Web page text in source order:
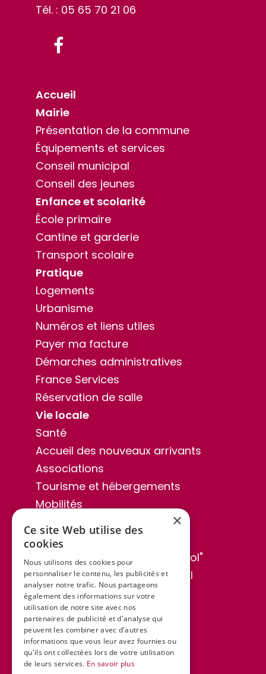
Tél. : 05 65 70 21 06
Accueil
Mairie
Présentation de la commune
Équipements et services
Conseil municipal
Conseil des jeunes
Enfance et scolarité
École primaire
Cantine et garderie
Transport scolaire
Pratique
Logements
Urbanisme
Numéros et liens utiles
Payer ma facture
Démarches administratives
France Services
Réservation de salle
Vie locale
Santé
Accueil des nouveaux arrivants
Associations
Tourisme et hébergements
Mobilités
Publications
Bulletin municipal "Lo Cabassol"
Séances du conseil municipal
Informations au public
Espace élus
Actualités et agenda
Contact
×
Ce site Web utilise des
cookies
Nous utilisons des cookies pour
personnaliser le contenu, les publicités et
analyser notre trafic. Nous partageons
également des informations sur votre
utilisation de notre site avec nos
partenaires de publicité et d'analyse qui
peuvent les combiner avec d'autres
informations que vous leur avez fournies ou
qu'ils ont collectées lors de votre utilisation
de leurs services. En savoir plus